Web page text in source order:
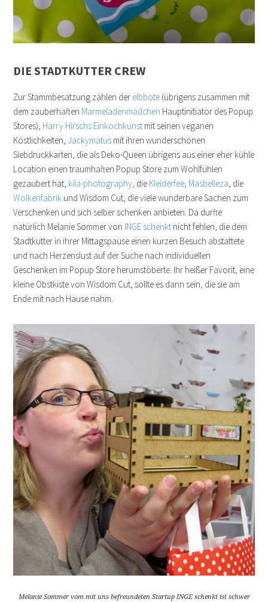
DIE STADTKUTTER CREW
Zur Stammbesatzung zählen der elbbote (übrigens zusammen mit
dem zauberhaften Marmeladenmädchen Hauptinitiator des Popup
Stores), Harry Hirschs Einkochkunst mit seinen veganen
Köstlichkeiten, Jackymatus mit ihren wunderschönen
Siebdruckkarten, die als Deko-Queen übrigens aus einer eher kühle
Location einen traumhaften Popup Store zum Wohlfühlen
gezaubert hat, kila-photography, die Kleiderfee, Masbelleza, die
Wolkenfabrik und Wisdom Cut, die viele wunderbare Sachen zum
Verschenken und sich selber schenken anbieten. Da durfte
natürlich Melanie Sommer von INGE schenkt nicht fehlen, die dem
Stadtkutter in ihrer Mittagspause einen kurzen Besuch abstattete
und nach Herzenslust auf der Suche nach individuellen
Geschenken im Popup Store herumstöberte. Ihr heißer Favorit, eine
kleine Obstkiste von Wisdom Cut, sollte es dann sein, die sie am
Ende mit nach Hause nahm.
Melanie Sommer vom mit uns befreundeten Startup INGE schenkt ist schwer